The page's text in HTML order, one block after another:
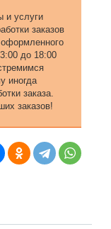
и услуги
заказов
до 18:00
иногда
заказа.
заказов!